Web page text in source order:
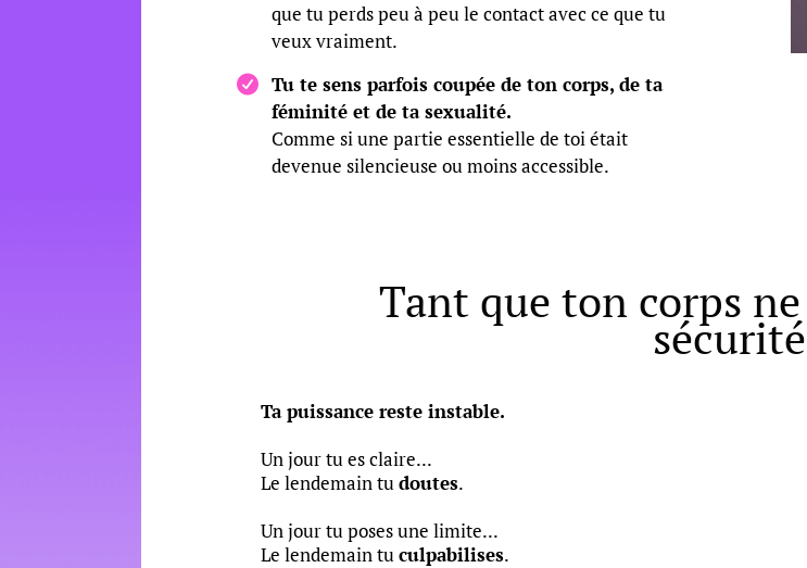
que tu perds peu à peu le contact avec ce que tu
veux vraiment.
Tu te sens parfois coupée de ton corps, de ta
féminité et de ta sexualité.
Comme si une partie essentielle de toi était
devenue silencieuse ou moins accessible.
Tant que ton corps
sécurité
Ta puissance reste instable.
Un jour tu es claire...
Le lendemain tudoutes.
Un jour tu poses une limite...
Le lendemain tuculpabilises.